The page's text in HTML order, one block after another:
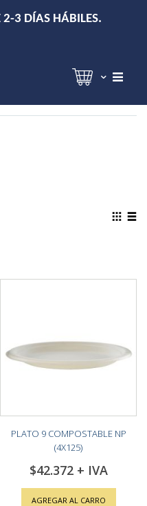
2-3 DÍAS HÁBILES.
View
PLATO 9 COMPOSTABLE NP
(4X125)
$42.372
AGREGAR AL CARRO